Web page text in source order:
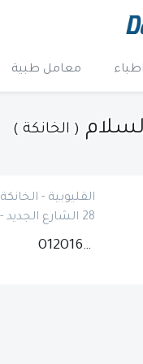
اطباء معامل طبية
( الخانكة )
القليوبية - الخانكة
28 الشارع الجديد - سرياقوس
01201623221